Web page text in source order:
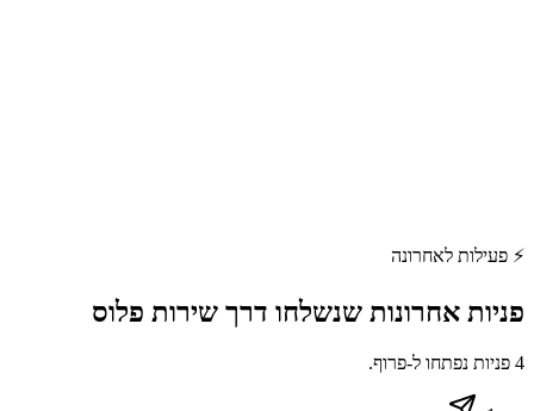
⚡ פעילות לאחרונה
פניות אחרונות שנשלחו דרך שירות פלוס
4 פניות נפתחו ל-פרוף.